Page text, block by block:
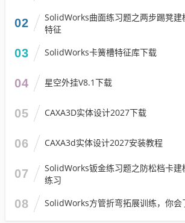
02
SolidWorks曲面练习题之两步踢凳建
特征
03 SolidWorks卡簧槽特征库下载
04 星空外挂V8.1下载
05 CAXA3D实体设计2027下载
06 CAXA3d实体设计2027安装教程
07
SolidWorks钣金练习题之防松档卡建
练习
08 SolidWorks方管折弯拓展训练，你会